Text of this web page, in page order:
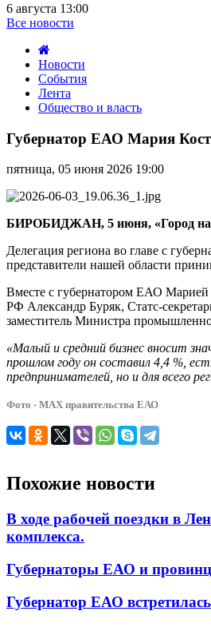
6 августа 13:00
Все новости
Новости
События
Лента
Общество и власть
ЕАО
Мария
Костюк
приняла
участие
дискуссии
процессов
в
в
рамках
ПМЭФ
Губернатор ЕАО Мария
пятница, 05 июня 2026 19:00
БИРОБИДЖАН, 5 июня, «Город на
Делегация региона во главе с
представители нашей области
Вместе с губернатором ЕАО Марией
РФ Александр Буряк, Статс-
заместитель Министра
«Малый и средний бизнес вносит
прошлом году он составил 4,4 %,
предпринимателей, но и для всего
Фото - МАХ правительства ЕАО
Похожие новости
В ходе рабочей поездки в
комплекса.
Губернаторы ЕАО и
Губернатор ЕАО